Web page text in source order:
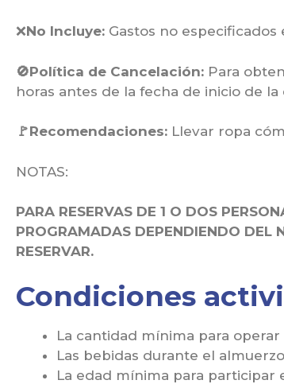
❌No Incluye: Gastos no especificados
🚫Política de Cancelación: Para
horas antes de la fecha de inicio de la
🚩Recomendaciones: Llevar ropa
NOTAS:
PARA RESERVAS DE 1 O DOS
PROGRAMADAS DEPENDIENDO DEL
RESERVAR.
Condiciones
La cantidad mínima para
Las bebidas durante el
La edad mínima para participar